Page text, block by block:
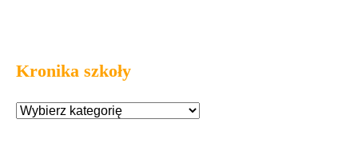
Kronika szkoły